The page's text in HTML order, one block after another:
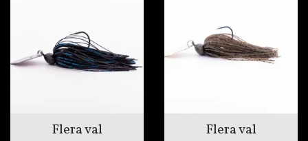
Flera val Flera val